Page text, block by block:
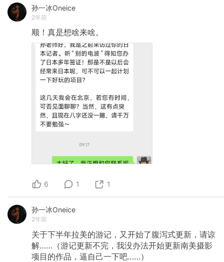
孙一冰Oneice
2年前
顺！真是想啥来啥。
6 1 1
孙一冰Oneice
2年前
关于下半年拉美的游记，又开始了腹泻式更新，请谅
解……（游记更新不完，我没办法开始更新南美摄影
项目的作品，逼自己一下吧……）